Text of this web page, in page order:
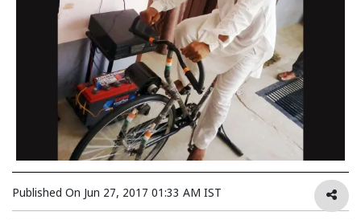
Published On Jun 27, 2017 01:33 AM IST